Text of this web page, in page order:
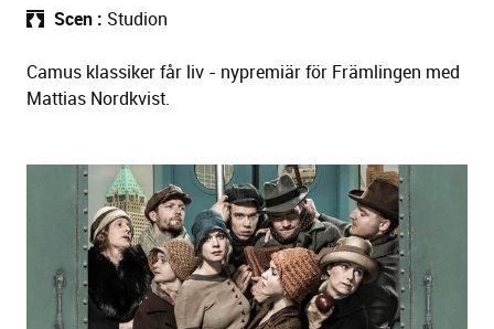
Scen Studion
Camus klassiker får liv - nypremiär för Främlingen med
Mattias Nordkvist.